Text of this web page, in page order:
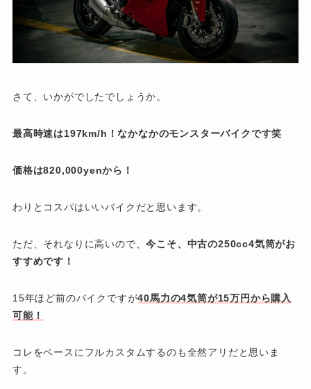
さて、いかがでしたでしょうか。
最高時速は197km/h！なかなかのモンスターバイクです笑
価格は820,000yenから！
わりとコスパはいいバイクだと思います。
ただ、それなりに高いので、今こそ、中古の250cc4気筒がお
すすめです！
15年ほど前のバイクですが40馬力の4気筒が15万円から購入
可能！
コレをベースにフルカスタムするのも全然アリだと思いま
す。